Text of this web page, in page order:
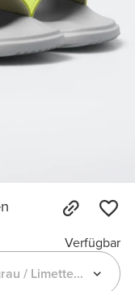
Verfügbar
/ Limettengrün